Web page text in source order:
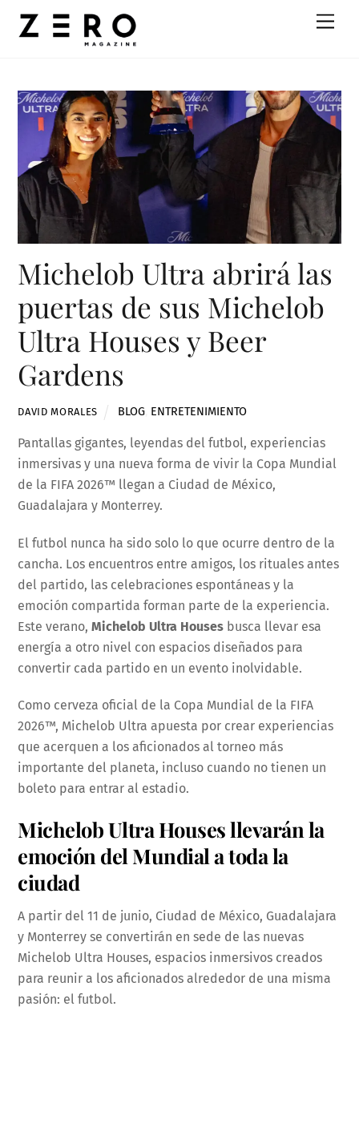
Michelob Ultra abrirá las
puertas de sus Michelob
Ultra Houses y Beer
Gardens
DAVID MORALES BLOG ENTRETENIMIENTO
Pantallas gigantes, leyendas del futbol, experiencias
inmersivas y una nueva forma de vivir la Copa Mundial
de la FIFA 2026™ llegan a Ciudad de México,
Guadalajara y Monterrey.
El futbol nunca ha sido solo lo que ocurre dentro de la
cancha. Los encuentros entre amigos, los rituales antes
del partido, las celebraciones espontáneas y la
emoción compartida forman parte de la experiencia.
Este verano,Michelob Ultra Houses busca llevar esa
energía a otro nivel con espacios diseñados para
convertir cada partido en un evento inolvidable.
Como cerveza oficial de la Copa Mundial de la FIFA
2026™, Michelob Ultra apuesta por crear experiencias
que acerquen a los aficionados al torneo más
importante del planeta, incluso cuando no tienen un
boleto para entrar al estadio.
Michelob Ultra Houses llevarán la
emoción del Mundial a toda la
ciudad
A partir del 11 de junio, Ciudad de México, Guadalajara
y Monterrey se convertirán en sede de las nuevas
Michelob Ultra Houses, espacios inmersivos creados
para reunir a los aficionados alrededor de una misma
pasión: el futbol.